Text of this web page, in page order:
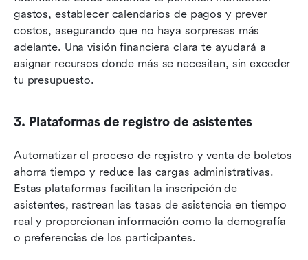
gastos, establecer calendarios de pagos y prever
costos, asegurando que no haya sorpresas más
adelante. Una visión financiera clara te ayudará a
asignar recursos donde más se necesitan, sin exceder
tu presupuesto.
3. Plataformas de registro de asistentes
Automatizar el proceso de registro y venta de boletos
ahorra tiempo y reduce las cargas administrativas.
Estas plataformas facilitan la inscripción de
asistentes, rastrean las tasas de asistencia en tiempo
real y proporcionan información como la demografía
o preferencias de los participantes.